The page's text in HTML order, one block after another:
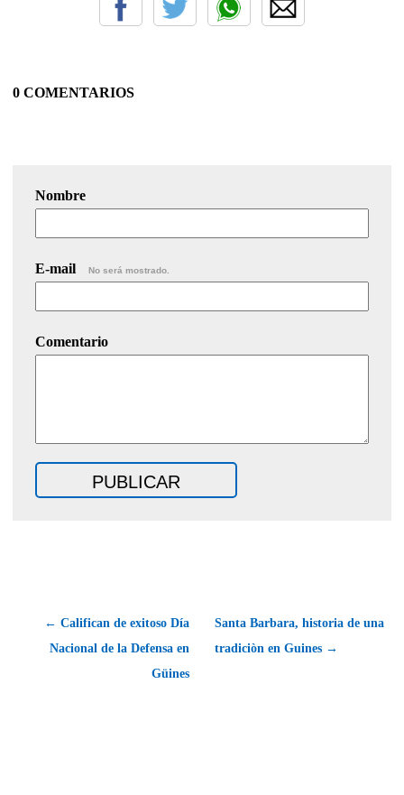
0 COMENTARIOS
Nombre
E-mail No será mostrado.
Comentario
← Califican de exitoso Día
Nacional de la Defensa en
Güines
Santa Barbara, historia de una
tradiciòn en Guines →